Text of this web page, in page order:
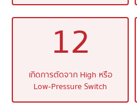
12
เกิดการตัดจาก High หรือ
Low-Pressure Switch